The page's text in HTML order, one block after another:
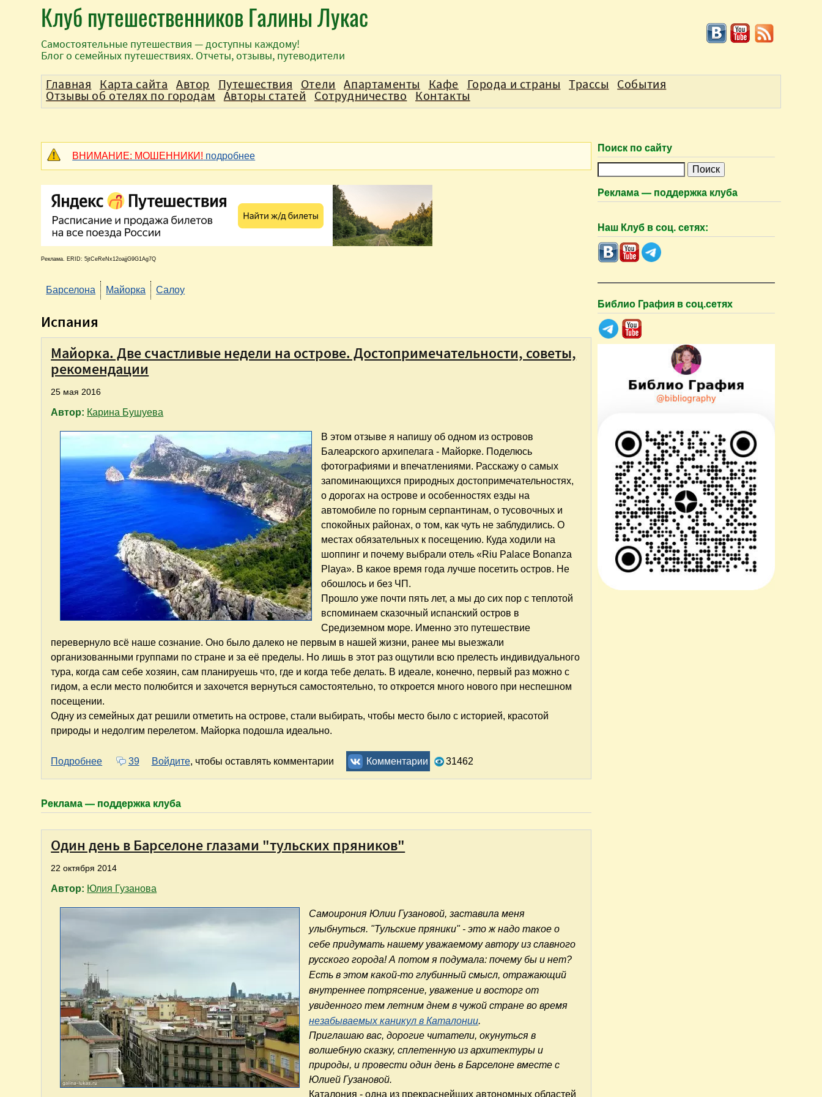
Клуб путешественников Галины Лукас
Самостоятельные путешествия — доступны каждому!
Блог о семейных путешествиях. Отчеты, отзывы, путеводители
ВНИМАНИЕ: МОШЕННИКИ! подробнее
Реклама. ERID: 5jtCeReNx12oajjG9G1Ag7Q
Барселона Майорка Салоу
Испания
Майорка. Две счастливые недели на острове. Достопримечательности, советы,
рекомендации
25 мая 2016
Автор: Карина Бушуева
В этом отзыве я напишу об одном из островов
Балеарского архипелага - Майорке. Поделюсь
фотографиями и впечатлениями. Расскажу о самых
запоминающихся природных достопримечательностях,
о дорогах на острове и особенностях езды на
автомобиле по горным серпантинам, о тусовочных и
спокойных районах, о том, как чуть не заблудились. О
местах обязательных к посещению. Куда ходили на
шоппинг и почему выбрали отель «Riu Palace Bonanza
Playa». В какое время года лучше посетить остров. Не
обошлось и без ЧП.
Прошло уже почти пять лет, а мы до сих пор с теплотой
вспоминаем сказочный испанский остров в
Средиземном море. Именно это путешествие
перевернуло всё наше сознание. Оно было далеко не первым в нашей жизни, ранее мы выезжали
организованными группами по стране и за её пределы. Но лишь в этот раз ощутили всю прелесть индивидуального
тура, когда сам себе хозяин, сам планируешь что, где и когда тебе делать. В идеале, конечно, первый раз можно с
гидом, а если место полюбится и захочется вернуться самостоятельно, то откроется много нового при неспешном
посещении.
Одну из семейных дат решили отметить на острове, стали выбирать, чтобы место было с историей, красотой
природы и недолгим перелетом. Майорка подошла идеально.
Подробнее о Майорка. Две счастливые недели на острове. Достопримечательности, советы, рекомендации
39 Войдите, чтобы оставлять комментарии Комментарии 31462
Реклама — поддержка клуба
Один день в Барселоне глазами "тульских пряников"
22 октября 2014
Автор: Юлия Гузанова
Самоирония Юлии Гузановой, заставиламеня
улыбнуться. "Тульские пряники" - это ж надо такое о
себе придумать нашему уважаемому автору из славного
русского города! А потом я подумала: почему бы и нет?
Есть в этом какой-то глубинный смысл, отражающий
внутреннее потрясение, уважение и восторг от
увиденного тем летним днем в чужой стране во время
незабываемых каникул в Каталонии.
Приглашаю вас, дорогие читатели, окунуться в
волшебную сказку, сплетенную из архитектуры и
природы, и провести один день в Барселоне вместе с
Юлией Гузановой.
Каталония - одна из прекраснейших автономных областей
Главная Карта сайта Автор Путешествия Отели Апартаменты Кафе Города и страны Трассы События
Отзывы об отелях по городам Авторы статей Сотрудничество Контакты
Поиск по сайту
и
к
Реклама — поддержка клуба
Наш Клуб в соц. сетях:
Библио Графия в соц.сетях